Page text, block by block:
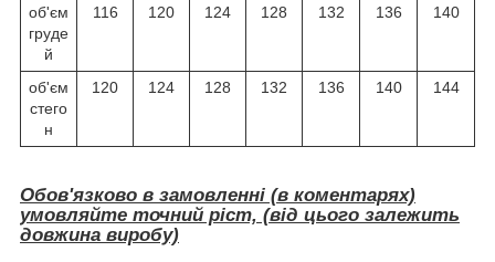
об'єм
груде
й
116 120 124 128 132 136 140
об'єм
стего
н
120 124 128 132 136 140 144
Обов'язково в замовленні (в коментарях)
умовляйте точний ріст, (від цього залежить
довжина виробу)